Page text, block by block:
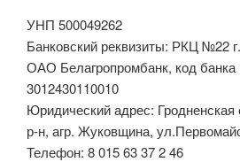
УНП 500049262
Банковский реквизиты: РКЦ №22
ОАО Белагропромбанк, код банка
3012430110010
Юридический адрес: Гродненская
р-н, агр. Жуковщина,
Телефон: 8 015 63 37 2 46